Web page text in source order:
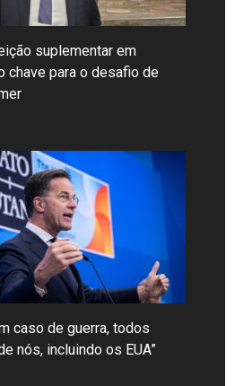
suplementar em
chave para o desafio de
caso de guerra, todos
nós, incluindo os EUA”